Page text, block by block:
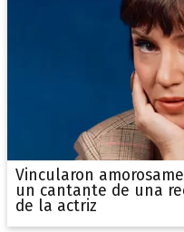
Vincularon
un cantante de una
de la actriz